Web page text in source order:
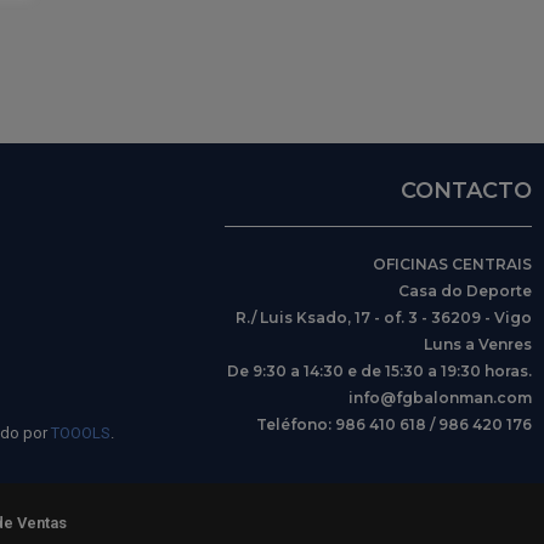
por TOOOLS
CONTACTO
OFICINAS CENTRAIS
Casa do Deporte
R./ Luis Ksado, 17 - of. 3 - 36209 - Vigo
Luns a Venres
De 9:30 a 14:30 e de 15:30 a 19:30 horas.
info@fgbalonman.com
Teléfono: 986 410 618 / 986 420 176
Ventas